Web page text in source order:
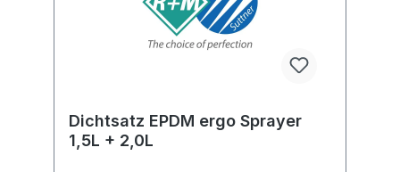
Dichtsatz EPDM ergo Sprayer
1,5L + 2,0L